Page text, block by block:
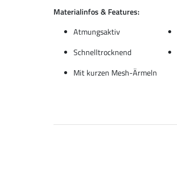
Materialinfos & Features:
Atmungsaktiv
Schnelltrocknend
Mit kurzen Mesh-Ärmeln